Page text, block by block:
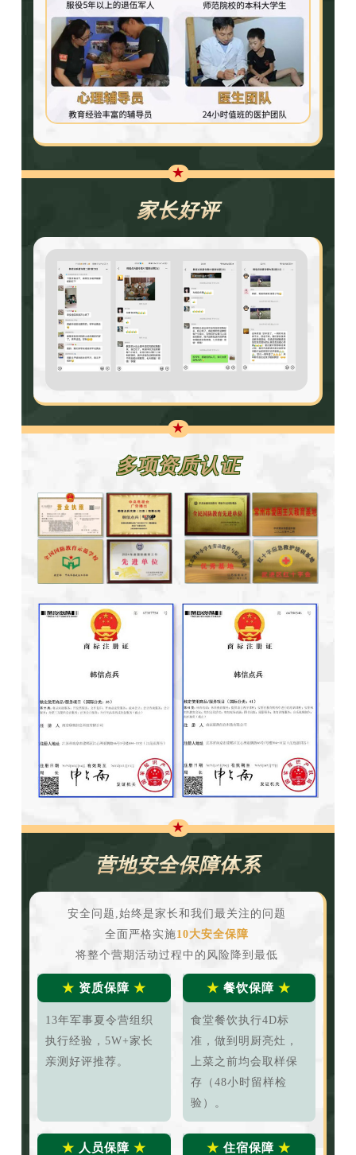
★
家长好评
★
多项资质认证
★
营地安全保障体系
安全问题,始终是家长和我们最关注的问题
全面严格实施10大安全保障
将整个营期活动过程中的风险降到最低
★ 资质保障 ★
13年军事夏令营组织
执行经验，5W+家长
亲测好评推荐。
★ 餐饮保障★
食堂餐饮执行4D标
准，做到明厨亮灶，
上菜之前均会取样保
存（48小时留样检
验）。
★ 人员保障 ★ ★ 住宿保障★